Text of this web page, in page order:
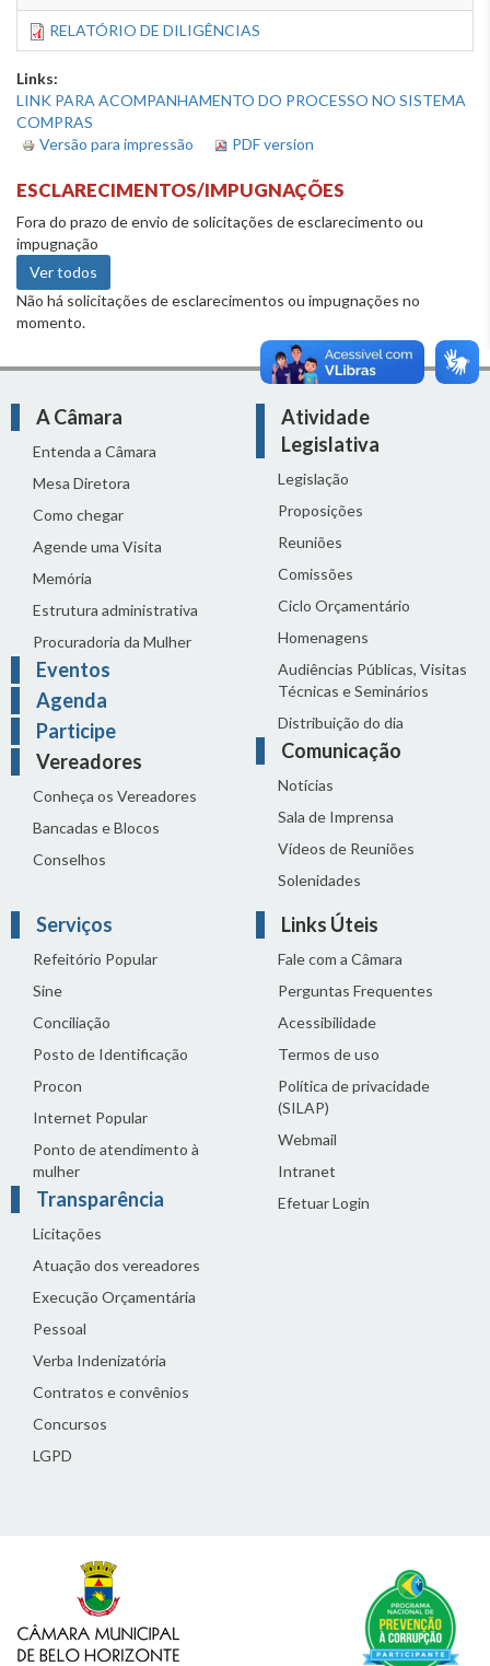
RELATÓRIO DE DILIGÊNCIAS
Links:
LINK PARA ACOMPANHAMENTO DO PROCESSO NO SISTEMA
COMPRAS
Versão para impressão
PDF version
ESCLARECIMENTOS/IMPUGNAÇÕES
Fora do prazo de envio de solicitações de esclarecimento ou
impugnação
Ver todos
Não há solicitações de esclarecimentos ou impugnações no
momento.
A Câmara
Entenda a Câmara
Mesa Diretora
Como chegar
Agende uma Visita
Memória
Estrutura administrativa
Procuradoria da Mulher
Eventos
Agenda
Participe
Vereadores
Conheça os Vereadores
Bancadas e Blocos
Conselhos
Atividade
Legislativa
Legislação
Proposições
Reuniões
Comissões
Ciclo Orçamentário
Homenagens
Audiências Públicas, Visitas
Técnicas e Seminários
Distribuição do dia
Comunicação
Notícias
Sala de Imprensa
Vídeos de Reuniões
Solenidades
Serviços
Refeitório Popular
Sine
Conciliação
Posto de Identificação
Procon
Internet Popular
Ponto de atendimento à
mulher
Transparência
Licitações
Atuação dos vereadores
Execução Orçamentária
Pessoal
Verba Indenizatória
Contratos e convênios
Concursos
LGPD
Links Úteis
Fale com a Câmara
Perguntas Frequentes
Acessibilidade
Termos de uso
Política de privacidade
(SILAP)
Webmail
Intranet
Efetuar Login